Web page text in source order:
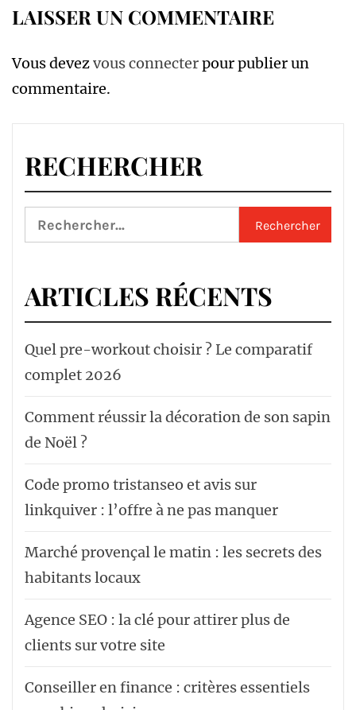
LAISSER UN COMMENTAIRE
Vous devezvous connecterpour publier un
commentaire.
RECHERCHER
Rechercher :
ARTICLES RÉCENTS
Quel pre-workout choisir ? Le comparatif
complet 2026
Comment réussir la décoration de son sapin
de Noël ?
Code promo tristanseo et avis sur
linkquiver : l’offre à ne pas manquer
Marché provençal le matin : les secrets des
habitants locaux
Agence SEO : la clé pour attirer plus de
clients sur votre site
Conseiller en finance : critères essentiels